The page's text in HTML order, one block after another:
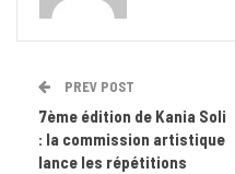
PREV POST
7ème édition de Kania Soli
: la commission artistique
lance les répétitions